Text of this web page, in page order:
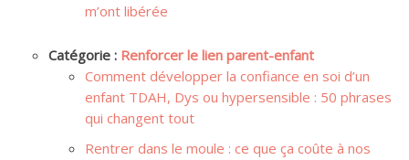
m’ont libérée
Catégorie : Renforcer le lien parent-enfant
Comment développer la confiance en soi d’un
enfant TDAH, Dys ou hypersensible : 50 phrases
qui changent tout
Rentrer dans le moule : ce que ça coûte à nos